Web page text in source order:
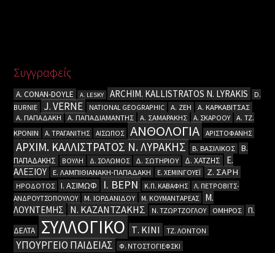
Συγγραφείς
A. CΟΝΑΝ-DOYLE A. LESKY ARCHIM. KALLISTRATOS N. LYRAKIS
D.
BURNIE
J. VERNE NATIONAL GEOGRAPHIC Α. ΖΕΗ
Α. ΚΑΡΚΑΒΙΤΣΑΣ
Α. ΠΑΠΑΔΑΚΗ
Α. ΠΑΠΑΔΙΑΜΑΝΤΗΣ Α. ΣΑΜΑΡΑΚΗΣ Α. ΣΚΑΡΟΟΥ
Α. ΤΖ.
ΚΡΟΝΙΝ
Α. ΤΡΑΓΑΝΙΤΗΣ ΑΙΣΩΠΟΣ ΑΝΘΟΛΟΓΙΑ ΑΡΙΣΤΟΦΑΝΗΣ
ΑΡΧΙΜ. ΚΑΛΛΙΣΤΡΑΤΟΣ Ν. ΛΥΡΑΚΗΣ Β. ΒΑΣΙΛΙΚΟΣ
Β.
ΠΑΠΑΔΑΚΗΣ
ΒΟΥΛΗ Δ. ΣΟΛΩΜΟΣ Δ. ΣΩΤΗΡΙΟΥ Δ. ΧΑΤΖΗΣ
Ε.
ΑΛΕΞΙΟΥ
Ε. ΛΑΜΠΙΘΙΑΝΑΚΗ-ΠΑΠΑΔΑΚΗ Ε. ΧΕΜΙΝΓΟΥΕΪ Ζ. ΣΑΡΗ
ΗΡΟΔΟΤΟΣ Ι. ΑΣΙΜΩΦ Ι. ΒΕΡΝ Κ.Π. ΚΑΒΑΦΗΣ
Λ. ΠΕΤΡΟΒΙΤΣ-
ΑΝΔΡΟΥΤΣΟΠΟΥΛΟΥ
Μ. ΙΟΡΔΑΝΙΔΟΥ Μ. ΚΟΥΜΑΝΤΑΡΕΑΣ
Μ.
ΛΟΥΝΤΕΜΗΣ
Ν. ΚΑΖΑΝΤΖΑΚΗΣ Ν. ΤΖΩΡΤΖΟΓΛΟΥ ΟΜΗΡΟΣ
Π.
ΔΕΛΤΑ
ΣΥΛΛΟΓΙΚΟ Τ. ΚΙΝΙ ΤΖ. ΛΟΝΤΟΝ
ΥΠΟΥΡΓΕΙΟ ΠΑΙΔΕΙΑΣ Φ. ΝΤΟΣΤΟΓΙΕΦΣΚΙ